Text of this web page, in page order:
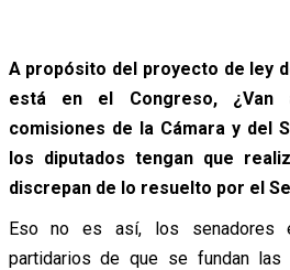
A propósito del proyecto de ley
está en el Congreso, ¿Van
comisiones de la Cámara y del
los diputados tengan que
discrepan de lo resuelto por el
Eso no es así, los senadores
partidarios de que se fundan las